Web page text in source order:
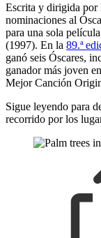
Escrita y dirigida por
nominaciones al
para una sola
(1997). En la 89.ª
ganó seis Óscares,
ganador más joven
Mejor Canción
Sigue leyendo para
recorrido por los